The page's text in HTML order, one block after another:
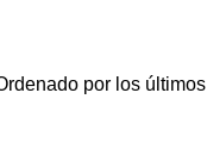
por los últimos